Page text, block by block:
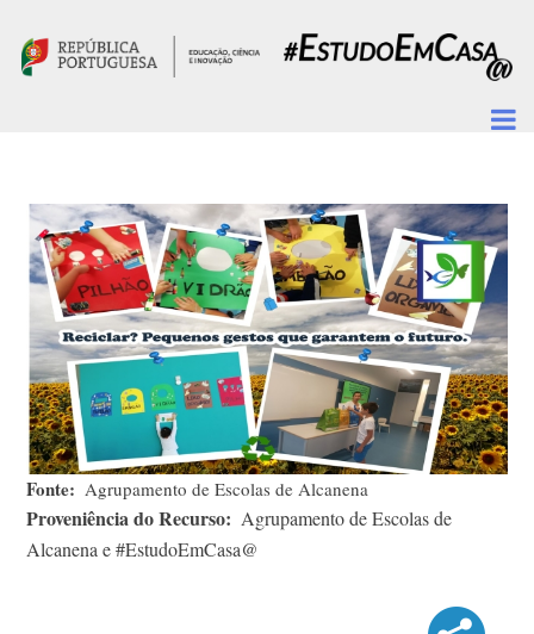
Fonte Agrupamento de Escolas de Alcanena
Proveniência do Recurso
Agrupamento de Escolas de
Alcanena e #EstudoEmCasa@